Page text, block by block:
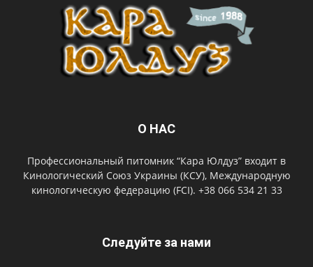
О НАС
Профессиональный питомник “Кара Юлдуз” входит в
Кинологический Союз Украины (КСУ), Международную
кинологическую федерацию (FCI). +38 066 534 21 33
Следуйте за нами